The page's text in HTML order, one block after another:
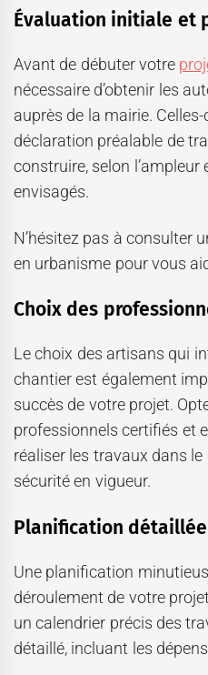
Évaluation initiale et
Avant de débuter votre
nécessaire d’obtenir les
auprès de la mairie.
déclaration préalable de
construire, selon
envisagés.
N’hésitez pas à consulter
en urbanisme pour vous
Choix des
Le choix des artisans qui
chantier est également
succès de votre projet.
professionnels certifiés et
réaliser les travaux dans
sécurité en vigueur.
Planification détaillée
Une planification
déroulement de votre
un calendrier précis des
détaillé, incluant les